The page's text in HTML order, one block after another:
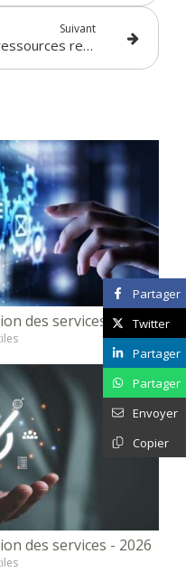
Suivant
Plafonds de loyer et de ressources retenus pour l’application du dispositif de défiscalisation immobilière « Duflot » - 2025
des services - 2026
des services - 2026
Partager
Twitter
Partager
Partager
Envoyer
Copier